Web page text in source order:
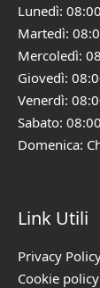
Lunedì:
Martedì:
Mercoledì:
Giovedì:
Venerdì:
Sabato:
Domenica:
Link Utili
Privacy
Cookie policy